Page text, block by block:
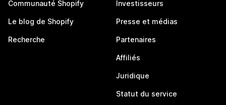
Communauté Shopify
Le blog de Shopify
Recherche
Investisseurs
Presse et médias
Partenaires
Affiliés
Juridique
Statut du service